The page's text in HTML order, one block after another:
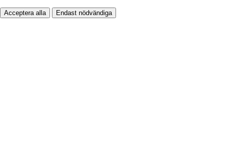
Acceptera alla Endast nödvändiga